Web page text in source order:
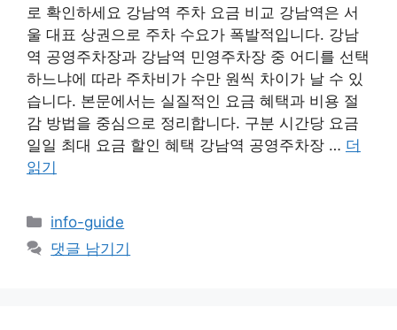
로 확인하세요 강남역 주차 요금 비교 강남역은 서
울 대표 상권으로 주차 수요가 폭발적입니다. 강남
역 공영주차장과 강남역 민영주차장 중 어디를 선택
하느냐에 따라 주차비가 수만 원씩 차이가 날 수 있
습니다. 본문에서는 실질적인 요금 혜택과 비용 절
감 방법을 중심으로 정리합니다. 구분 시간당 요금
일일 최대 요금 할인 혜택 강남역 공영주차장 … 더
읽기
카
테
고
info-guide
댓글 남기기